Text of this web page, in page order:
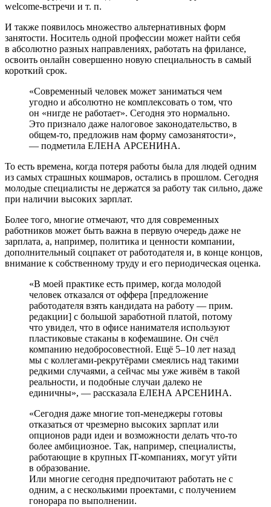
welcome-встречи и т. п.
И также появилось множество альтернативных форм
занятости. Носитель одной профессии может найти себя
в абсолютно разных направлениях, работать на фрилансе,
освоить онлайн совершенно новую специальность в самый
короткий срок.
«Современный человек может заниматься чем
угодно и абсолютно не комплексовать о том, что
он «нигде не работает». Сегодня это нормально.
Это признало даже налоговое законодательство, в
общем-то, предложив нам форму самозанятости»,
— подметила ЕЛЕНА АРСЕНИНА.
То есть времена, когда потеря работы была для людей одним
из самых страшных кошмаров, остались в прошлом. Сегодня
молодые специалисты не держатся за работу так сильно, даже
при наличии высоких зарплат.
Более того, многие отмечают, что для современных
работников может быть важна в первую очередь даже не
зарплата, а, например, политика и ценности компании,
дополнительный соцпакет от работодателя и, в конце концов,
внимание к собственному труду и его периодическая оценка.
«В моей практике есть пример, когда молодой
человек отказался от оффера [предложение
работодателя взять кандидата на работу — прим.
редакции] с большой заработной платой, потому
что увидел, что в офисе нанимателя используют
пластиковые стаканы в кофемашине. Он счёл
компанию недобросовестной. Ещё 5–10 лет назад
мы с коллегами-рекрутёрами смеялись над такими
редкими случаями, а сейчас мы уже живём в такой
реальности, и подобные случаи далеко не
единичны», — рассказала ЕЛЕНА АРСЕНИНА.
«Сегодня даже многие топ-менеджеры готовы
отказаться от чрезмерно высоких зарплат или
опционов ради идеи и возможности делать что-то
более амбициозное. Так, например, специалисты,
работающие в крупных IT-компаниях, могут уйти
в образование.
Или многие сегодня предпочитают работать не с
одним, а с несколькими проектами, с получением
гонорара по выполнении.